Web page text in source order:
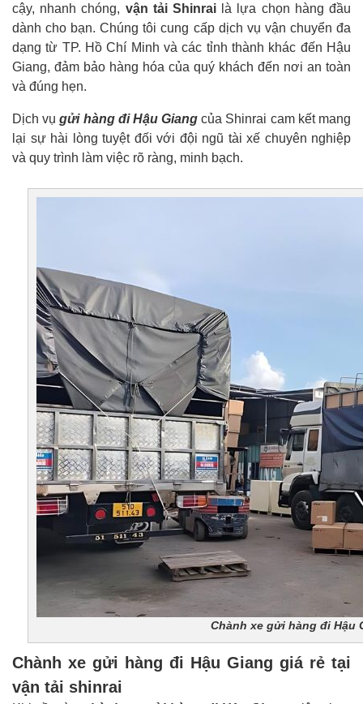
cậy, nhanh chóng, vận tải Shinrai là lựa chọn hàng đầu
dành cho bạn. Chúng tôi cung cấp dịch vụ vận chuyển đa
dạng từ TP. Hồ Chí Minh và các tỉnh thành khác đến Hậu
Giang, đảm bảo hàng hóa của quý khách đến nơi an toàn
và đúng hẹn.
Dịch vụgửi hàng đi Hậu Giang của Shinrai cam kết mang
lại sự hài lòng tuyệt đối với đội ngũ tài xế chuyên nghiệp
và quy trình làm việc rõ ràng, minh bạch.
Chành xe gửi hàng đi Hậu
Chành xe gửi hàng đi Hậu Giang giá rẻ tại
vận tải shinrai